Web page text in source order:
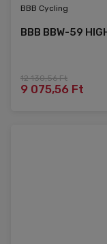
BBB Cycling
BBB BBW-59
12 130,56 Ft
9 075,56 Ft